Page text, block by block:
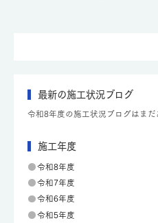
最新の施工状況ブログ
令和8年度の施工状況ブログはまだ
施工年度
令和8年度
令和7年度
令和6年度
令和5年度